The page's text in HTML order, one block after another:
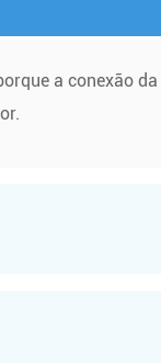
a conexão da